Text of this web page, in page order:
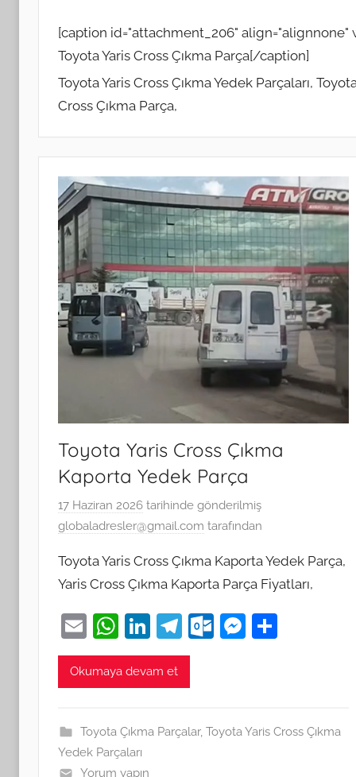
[caption id="attachment_206" align="alignnone"
Toyota Yaris Cross Çıkma Parça[/caption]
Toyota Yaris Cross Çıkma Yedek Parçaları,
Cross Çıkma Parça,
Toyota Yaris Cross Çıkma
Kaporta Yedek Parça
17 Haziran 2026 tarihinde gönderilmiş
globaladresler@gmail.com tarafından
Toyota Yaris Cross Çıkma Kaporta Yedek Parça,
Yaris Cross Çıkma Kaporta Parça Fiyatları,
E
m
ai
W
h
at
A
p
Li
n
k
dI
T
el
a
O
k.
M
n
Okumaya devam et
Toyota Çıkma Parçalar, Toyota Yaris Cross Çıkma
Yedek Parçaları
Yorum yapın